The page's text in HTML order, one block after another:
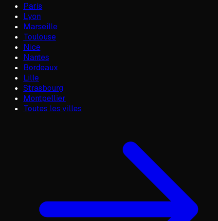
Paris
Lyon
Marseille
Toulouse
Nice
Nantes
Bordeaux
Lille
Strasbourg
Montpellier
Toutes les villes